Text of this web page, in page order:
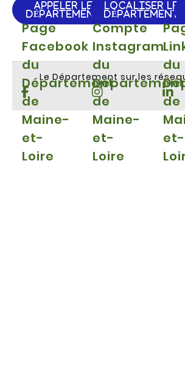
APPELER LE
DÉPARTEMENT
LOCALISER LE
DÉPARTEMENT
Le Département sur les
Page
Facebook
du
Département
de
Maine-
et-
Loire
Compte
Instagram
du
Département
de
Maine-
et-
Loire
du
de
et-